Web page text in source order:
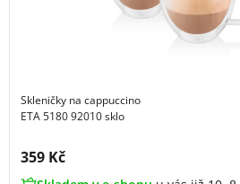
Skleničky na cappuccino
ETA 5180 92010 sklo
Cena s DPH:
359 Kč